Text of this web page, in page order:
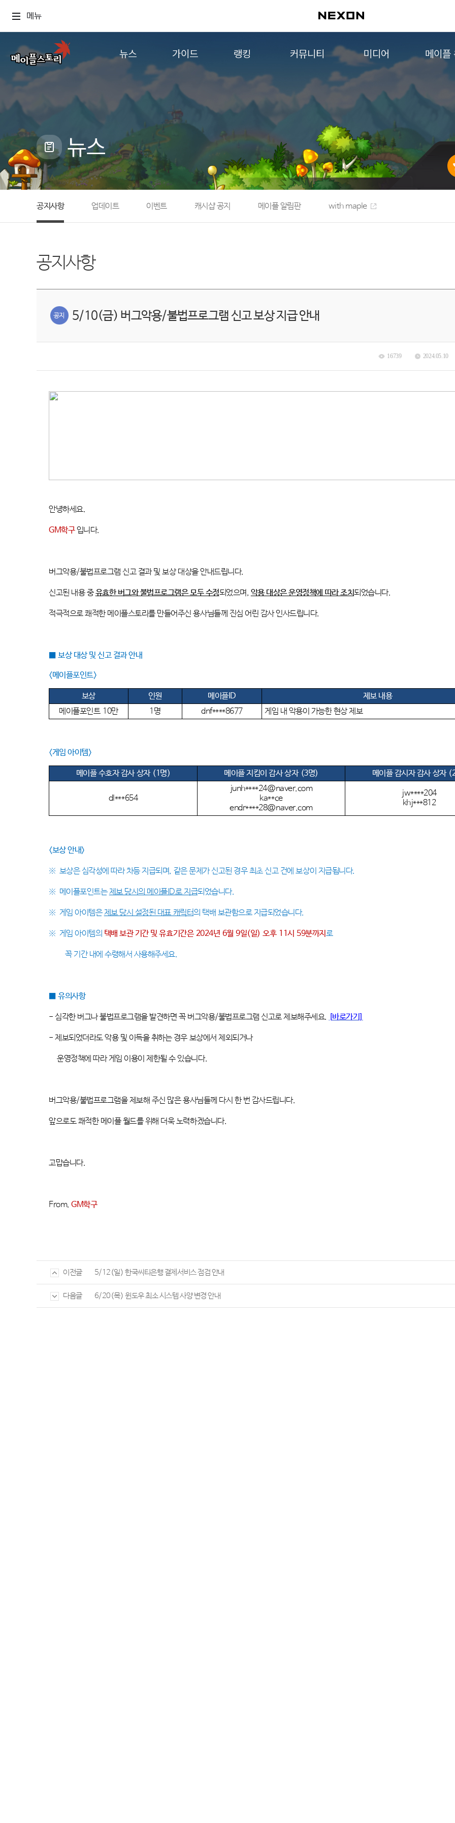
메뉴
뉴스
공지사항
업데이트
캐시샵 공지
메이플 알림판
with maple
가이드
게임정보
직업소개
확률형 아이템
NEXON NOW
랭킹
컨텐츠 랭킹
커뮤니티
자유게시판
메이플 아트
메이플스토리 파트너스
AI Style Finder
미니게임
커뮤니티 아카이브
미디어
영상
메이플
뉴스
공지사항 업데이트 이벤트 캐시샵 공지 메이플 알림판 with maple
공지사항
5/10(금) 버그악용/불법프로그램 신고 보상 지급 안내
16739 2024.05.10
안녕하세요.
GM학구입니다.
버그악용/불법프로그램 신고 결과 및 보상 대상을 안내드립니다.
신고된 내용 중유효한 버그와 불법프로그램은 모두 수정되었으며, 악용 대상은 운영정책에 따라 조치되었습니다.
적극적으로 쾌적한 메이플스토리를 만들어주신 용사님들께 진심 어린 감사 인사드립니다.
■보상 대상 및 신고 결과 안내
<메이플포인트>
보상 인원 메이플ID
제보 내용
메이플포인트 10만 1명 dnf****8677 게임 내 악용이 가능한 현상제보
<게임 아이템>
메이플 수호자 감사 상자 (1명) 메이플 지킴이 감사 상자 (3명) 메이플 감시자 감사 상자
dl***654
junh****24@naver.com
ka**ce
endr****28@naver.com
jw****204
khj***812
<보상 안내>
※ 보상은 심각성에 따라 차등 지급되며, 같은 문제가 신고된 경우 최초 신고 건에 보상이 지급됩니다.
※ 메이플포인트는제보 당시의 메이플ID로 지급되었습니다.
※ 게임 아이템은제보 당시 설정된 대표 캐릭터의 택배 보관함으로 지급되었습니다.
※ 게임 아이템의 택배 보관 기간 및 유효기간은 2024년 6월 9일(일)오후 11시 59분까지 로
꼭 기간 내에 수령해서 사용해주세요.
■유의사항
-심각한 버그나 불법프로그램을 발견하면 꼭 버그악용/불법프로그램 신고로 제보해주세요. [바로가기]
-제보되었더라도 악용 및 이득을 취하는 경우 보상에서 제외되거나
운영정책에 따라 게임 이용이 제한될 수 있습니다.
버그악용/불법프로그램을 제보해 주신 많은 용사님들께 다시 한 번 감사드립니다.
앞으로도 쾌적한 메이플 월드를 위해 더욱 노력하겠습니다.
고맙습니다.
From.GM학구
이전글 5/12(일) 한국씨티은행 결제서비스 점검 안내
다음글 6/20(목) 윈도우 최소 시스템 사양 변경 안내